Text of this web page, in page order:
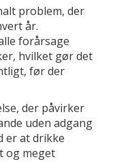
problem, der
år.
forårsage
hvilket gør det
før der
der påvirker
uden adgang
er at drikke
og meget